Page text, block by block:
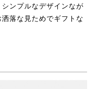
ンプルなデザインなが
落な見ためでギフトな